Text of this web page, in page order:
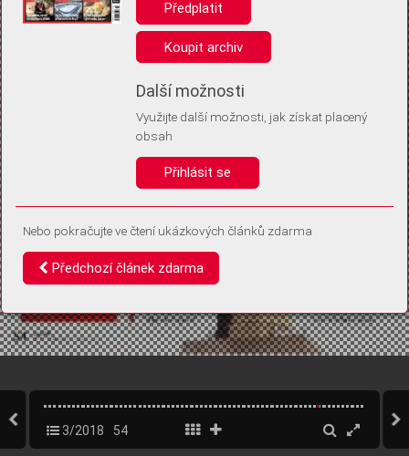
Anonymní unikátní ID
Díky němu příště poznáme, že se jedná o stejné zařízení, a
Identifikátor je zcela anonymní.
Vaše souhlasy a odmítnutí si ukládáme do vašeho zařízení, abychom se
vás už příště znovu neptali. Můžete je kdykoli později upravit ve Správě
3/2018 54
Předplatit
Koupit archiv
Další možnosti
Využijte další možnosti, jak získat placený
obsah
Přihlásit se
Nebo pokračujte ve čtení ukázkových článků zdarma
Předchozí článek zdarma